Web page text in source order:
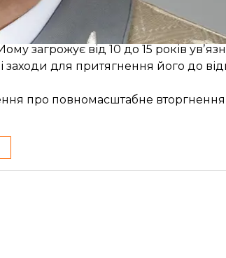
ч. 2 ст. 437 Кримінального кодексу
загрожує від 10 до 15 років
для притягнення його до
про повномасштабне вторгнення